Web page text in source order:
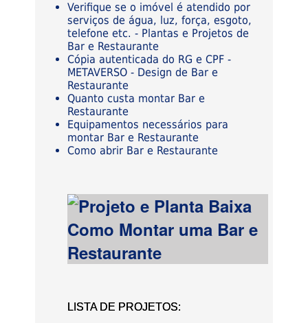
Verifique se o imóvel é atendido por
serviços de água, luz, força, esgoto,
telefone etc. - Plantas e Projetos de
Bar e Restaurante
Cópia autenticada do RG e CPF -
METAVERSO - Design de Bar e
Restaurante
Quanto custa montar Bar e
Restaurante
Equipamentos necessários para
montar Bar e Restaurante
Como abrir Bar e Restaurante
LISTA DE PROJETOS: